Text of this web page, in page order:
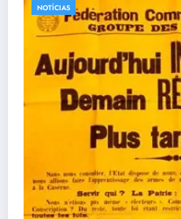
NOTÍCIAS